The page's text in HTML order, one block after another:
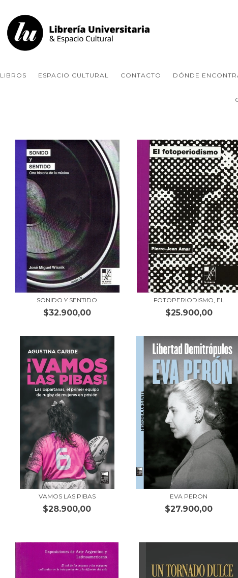
LIBROS ESPACIO CULTURAL CONTACTO DÓNDE
SONIDO Y SENTIDO
$32.900,00
FOTOPERIODISMO, EL
$25.900,00
VAMOS LAS PIBAS
$28.900,00
EVA PERON
$27.900,00